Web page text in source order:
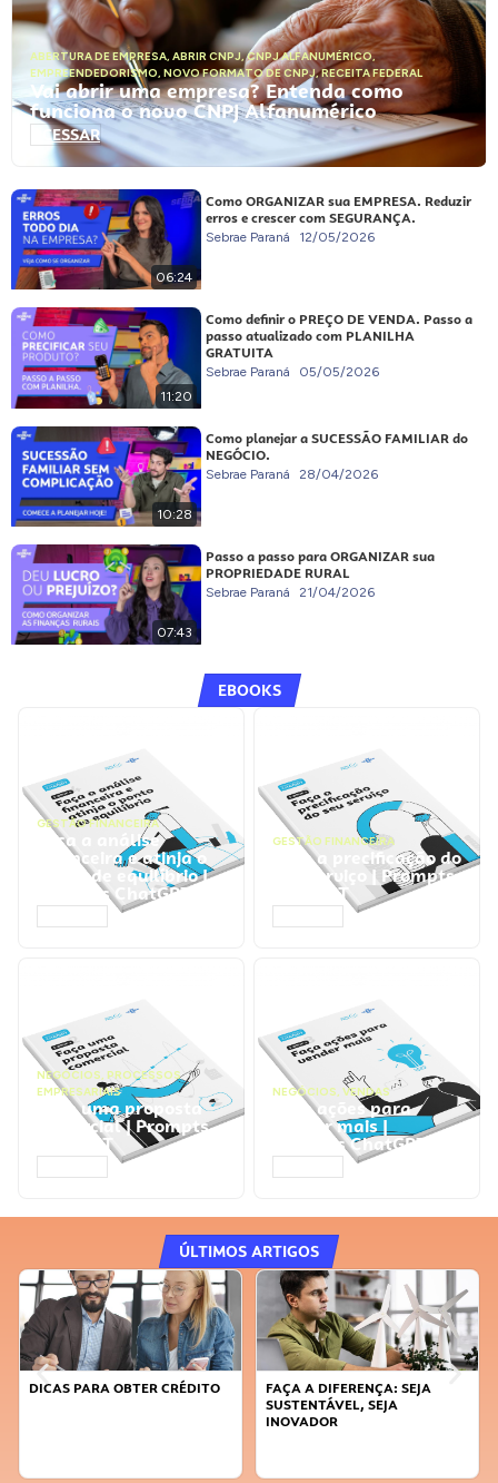
ABERTURA DE EMPRESA, ABRIR CNPJ,CNPJ ALFANUMÉRICO,
EMPREENDEDORISMO, NOVO FORMATO DE CNPJ,RECEITA FEDERAL
Vai abrir uma empresa? Entenda como
funciona o novo CNPJ Alfanumérico
ACESSAR
06:24
Como ORGANIZAR sua EMPRESA. Reduzir
erros e crescer com SEGURANÇA.
Sebrae Paraná 12/05/2026
11:20
Como definir o PREÇO DE VENDA. Passo a
passo atualizado com PLANILHA
GRATUITA
Sebrae Paraná 05/05/2026
10:28
Como planejar a SUCESSÃO FAMILIAR do
NEGÓCIO.
Sebrae Paraná 28/04/2026
07:43
Passo a passo para ORGANIZAR sua
PROPRIEDADE RURAL
Sebrae Paraná 21/04/2026
EBOOKS
GESTÃO FINANCEIRA
Faça a análise
financeira e atinja o
ponto de equilíbrio |
Prompts ChatGPT
GESTÃO FINANCEIRA
Faça a precificação do
seu serviço | Prompts
ChatGPT
NEGÓCIOS, PROCESSOS
EMPRESARIAIS
Faça uma proposta
comercial | Prompts
ChatGPT
NEGÓCIOS, VENDAS
Faça ações para
vender mais |
Prompts ChatGPT
ÚLTIMOS ARTIGOS
DICAS PARA OBTER CRÉDITO
FAÇA A DIFERENÇA: SEJA
SUSTENTÁVEL, SEJA
INOVADOR